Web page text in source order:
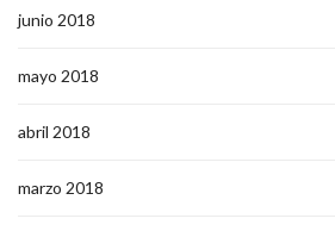
junio 2018
mayo 2018
abril 2018
marzo 2018